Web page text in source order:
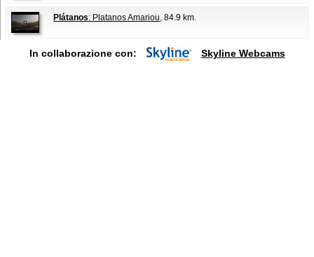
Plátanos: Platanos Amariou , 84.9 km.
In collaborazione con: Skyline Webcams